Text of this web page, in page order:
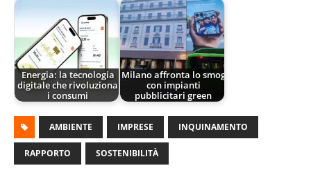
Energia: la tecnologia
digitale che rivoluziona
i consumi
Milano affronta lo smog
con impianti
pubblicitari green
AMBIENTE IMPRESE INQUINAMENTO
RAPPORTO SOSTENIBILITÀ